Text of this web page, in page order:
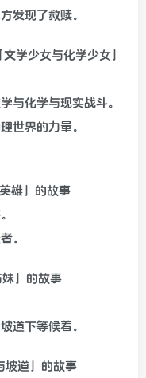
发现了救赎。
少女与化学少女」
与化学与现实战斗。
世界的力量。
雄」的故事
。
」的故事
道下等候着。
道」的故事